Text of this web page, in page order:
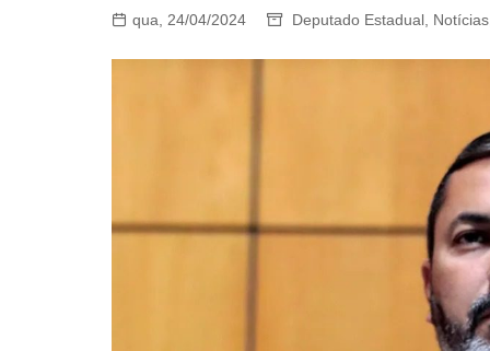
qua, 24/04/2024 Deputado Estadual Notícias